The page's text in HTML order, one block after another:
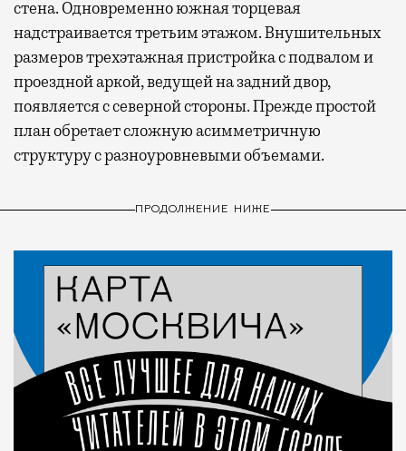
стена. Одновременно южная торцевая
надстраивается третьим этажом. Внушительных
размеров трехэтажная пристройка с подвалом и
проездной аркой, ведущей на задний двор,
появляется с северной стороны. Прежде простой
план обретает сложную асимметричную
структуру с разноуровневыми объемами.
ПРОДОЛЖЕНИЕ НИЖЕ